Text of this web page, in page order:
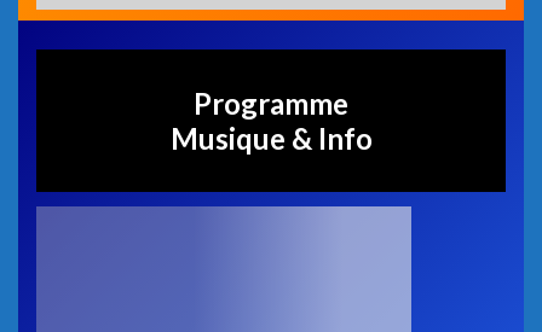
Programme
Musique & Info